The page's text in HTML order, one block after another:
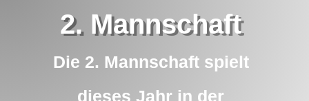
2. Mannschaft
Die 2. Mannschaft spielt
dieses Jahr in der